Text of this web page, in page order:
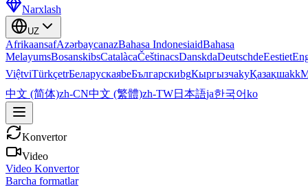
Narxlash
UZ
AfrikaansafAzərbaycanazBahasa IndonesiaidBahasa
MelayumsBosanskibsCatalàcaČeštinacsDanskdaDeutschdeEestiet
ViệtviTürkçetrБеларускаяbeБългарскиbgКыргызчаkyҚазақшаkk
中文 (简体)zh-CN中文 (繁體)zh-TW日本語ja한국어ko
Konvertor
Video
Video Konvertor
Barcha formatlar